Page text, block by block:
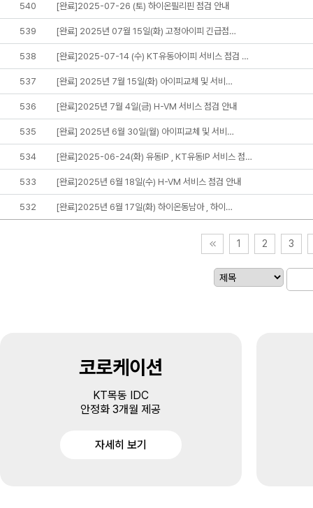
540 [완료]2025-07-26 (토) 하이온필리핀 점검 안내
539 [완료] 2025년 07월 15일(화) 고정아이피 긴급점…
538 [완료]2025-07-14 (수) KT유동아이피 서비스 점검 …
537 [완료] 2025년 7월 15일(화) 아이피교체 및 서비…
536 [완료]2025년 7월 4일(금) H-VM 서비스 점검 안내
535 [완료] 2025년 6월 30일(월) 아이피교체 및 서비…
534 [완료]2025-06-24(화) 유동IP , KT유동IP 서비스 점…
533 [완료]2025년 6월 18일(수) H-VM 서비스 점검 안내
532 [완료]2025년 6월 17일(화) 하이온동남아 , 하이…
1 2 3
코로케이션
KT목동 IDC
안정화 3개월 제공
자세히 보기